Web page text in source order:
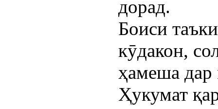
дорад.
Боиси
кӯдакон,
ҳамеша дар
Ҳукумат